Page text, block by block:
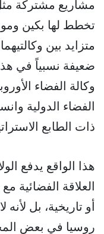
مشاريع مشتركة
تخطط لها بكين
متزايد بين
ضعيفة نسبياً في
وكالة الفضاء
الفضاء الدولية
ذات الطابع
هذا الواقع يدفع
العلاقة الفضائية
أو تاريخية، بل
روسيا في بعض